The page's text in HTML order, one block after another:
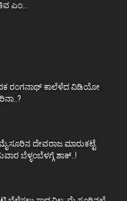
ಎಂ...
ರಂಗನಾಥ್ ಕಾಲೆಳೆದ ವಿಡಿಯೋ
ದೇವರಾಜ ಮಾರುಕಟ್ಟೆ
ಬೆಳ್ಳಂಬೆಳಗ್ಗೆ ಶಾಕ್..!